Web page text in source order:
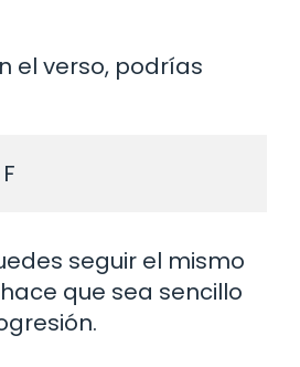
el verso, podrías
seguir el mismo
que sea sencillo